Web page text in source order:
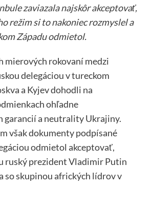
zaviazala najskôr akceptovať,
režim si to nakoniec rozmyslel a
Západu odmietol.
mierových rokovaní medzi
delegáciou v tureckom
a Kyjev dohodli na
ohľadne
garancií a neutrality Ukrajiny.
však dokumenty podpísané
odmietol akceptovať,
ruský prezident Vladimir Putin
so skupinou afrických lídrov v